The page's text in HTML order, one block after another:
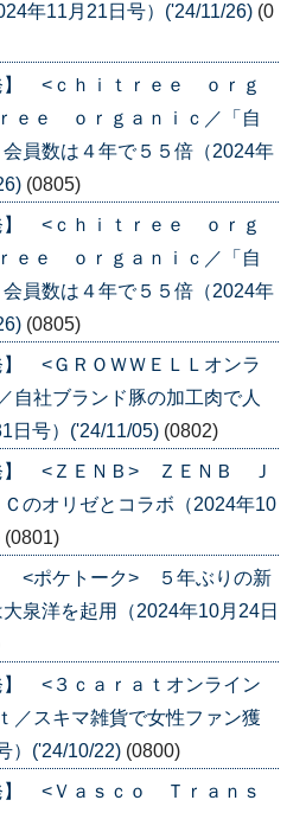
年11月21日号）('24/11/26) (0
】 <ｃｈｉｔｒｅｅ ｏｒｇ
ｅｅ ｏｒｇａｎｉｃ／「自
員数は４年で５５倍（2024年
(0805)
】 <ｃｈｉｔｒｅｅ ｏｒｇ
ｅｅ ｏｒｇａｎｉｃ／「自
員数は４年で５５倍（2024年
(0805)
<ＧＲＯＷＷＥＬＬオンラ
社ブランド豚の加工肉で人
日号）('24/11/05) (0802)
】 <ＺＥＮＢ> ＺＥＮＢ Ｊ
のオリゼとコラボ（2024年10
(0801)
<ポケトーク> ５年ぶりの新
泉洋を起用（2024年10月24日
<３ｃａｒａｔオンライン
スキマ雑貨で女性ファン獲
）('24/10/22) (0800)
】 <Ｖａｓｃｏ Ｔｒａｎｓ